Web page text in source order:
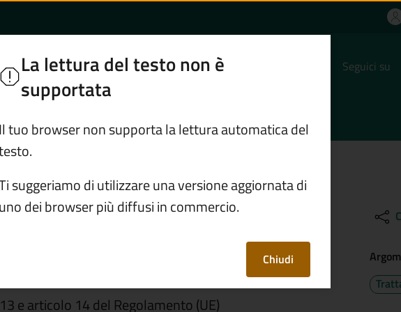
del sito web |
Seguici su
Servizi Vivere Sulzano
servizi digitali del sito web
digitali del sito
e articolo 14 del Regolamento (UE)
La lettura del testo non è
supportata
Il tuo browser non supporta la lettura automatica del
suggeriamo di utilizzare una versione aggiornata di
uno dei browser più diffusi in commercio.
Chiudi